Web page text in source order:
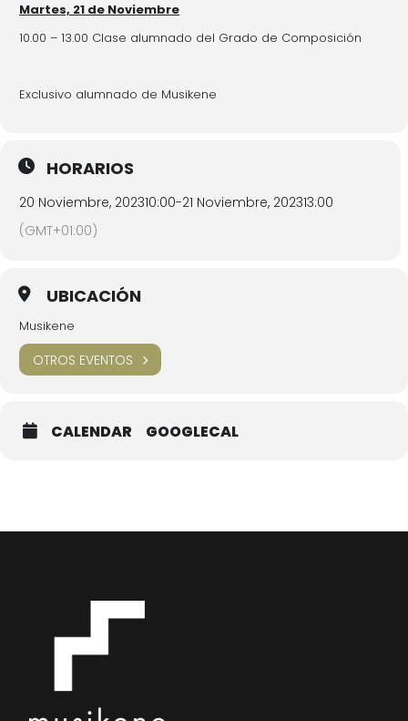
Martes, 21 de Noviembre
10.00 – 13.00 Clase alumnado del Grado de Composición
Exclusivo alumnado de Musikene
HORARIOS
20 Noviembre, 202310:00-21 Noviembre, 202313:00
(GMT+01:00)
UBICACIÓN
Musikene
OTROS EVENTOS
CALENDAR GOOGLECAL